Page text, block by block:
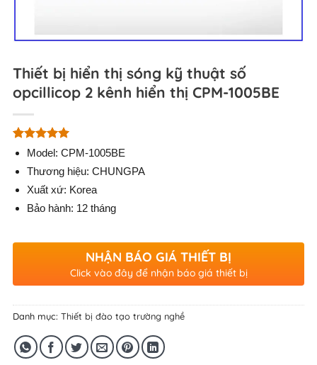
Thiết bị hiển thị sóng kỹ thuật số
opcillicop 2 kênh hiển thị CPM-1005BE
5.00trên 5
1
đánh giá
Model: CPM-1005BE
Thương hiệu: CHUNGPA
Xuất xứ: Korea
Bảo hành: 12 tháng
NHẬN BÁO GIÁ THIẾT BỊ
Click vào đây để nhận báo giá thiết bị
Danh mục: Thiết bị đào tạo trường nghề